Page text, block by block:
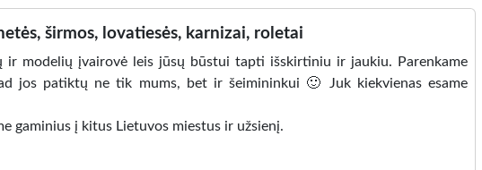
širmos, lovatiesės, karnizai, roletai
ir modelių įvairovė leis jūsų būstui tapti išskirtiniu ir jaukiu. Parenkame
jos patiktų ne tik mums, bet ir šeimininkui 🙂 Juk kiekvienas esame
gaminius į kitus Lietuvos miestus ir užsienį.